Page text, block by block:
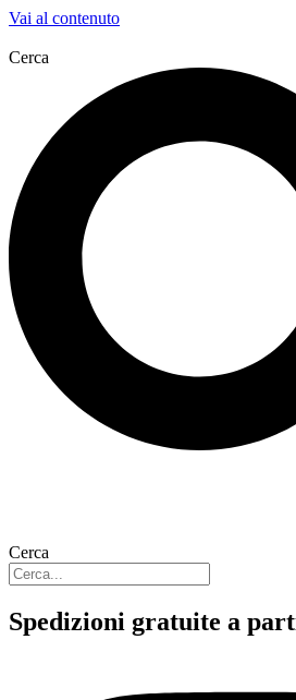
Vai al contenuto
Cerca
Cerca
Spedizioni gratuite a